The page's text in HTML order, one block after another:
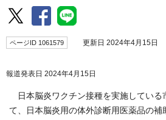
ページID 1061579 更新日 2024年4月15日
報道発表日 2024年4月15日
日本脳炎ワクチン接種を実施している
て、日本脳炎用の体外診断用医薬品の